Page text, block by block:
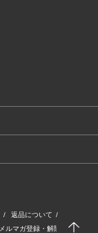
/ 返品について /
メルマガ登録・解除